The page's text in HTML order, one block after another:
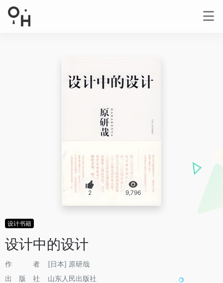
2 9,796
设计书籍
设计中的设计
作者
[日本] 原研哉
出版社
山东人民出版社